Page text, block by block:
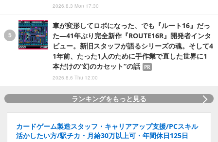
2026.8.3 Mon 17:30
車が変形してロボになった、でも『ルート16』だっ
た―41年ぶり完全新作『ROUTE16R』開発者インタ
ビュー。新旧スタッフが語るシリーズの魂。そして4
1年前、たった1人のために手作業で直した世界に1
本だけの“幻のカセット”の話
PR
2026.8.6 Thu 12:00
ランキングをもっと見る
カードゲーム製造スタッフ・キャリアアップ支援/PCスキル
活かしたい方/駅チカ・月給30万以上可・年間休日125日